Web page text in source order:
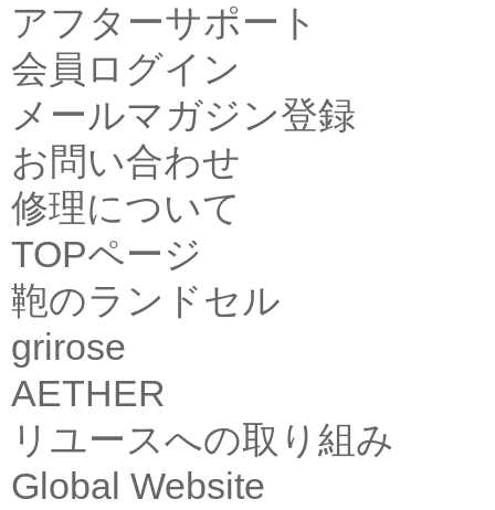
アフターサポート
会員ログイン
メールマガジン登録
お問い合わせ
修理について
TOPページ
鞄のランドセル
grirose
AETHER
リユースへの取り組み
Global Website